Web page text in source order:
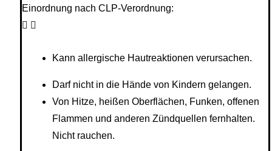
Einordnung nach CLP-Verordnung:
Kann allergische Hautreaktionen verursachen.
Darf nicht in die Hände von Kindern gelangen.
Von Hitze, heißen Oberflächen, Funken, offenen
Flammen und anderen Zündquellen fernhalten.
Nicht rauchen.